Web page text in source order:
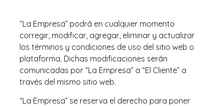
“La Empresa” podrá en cualquier momento
corregir, modificar, agregar, eliminar y actualizar
los términos y condiciones de uso del sitio web o
plataforma. Dichas modificaciones serán
comunicadas por “La Empresa” a “El Cliente” a
través del mismo sitio web.
“La Empresa” se reserva el derecho para poner